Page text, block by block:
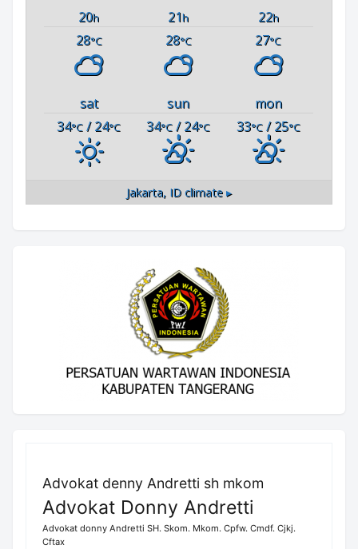
20h 21h 22h
28°C 28°C 27°C
sat sun
mon
34°C / 24°C 34°C / 24°C 33°C/ 25°C
Jakarta, ID climate ▸
Advokat denny Andretti sh mkom
Advokat Donny Andretti
Advokat donny Andretti SH. Skom. Mkom. Cpfw. Cmdf. Cjkj.
Cftax